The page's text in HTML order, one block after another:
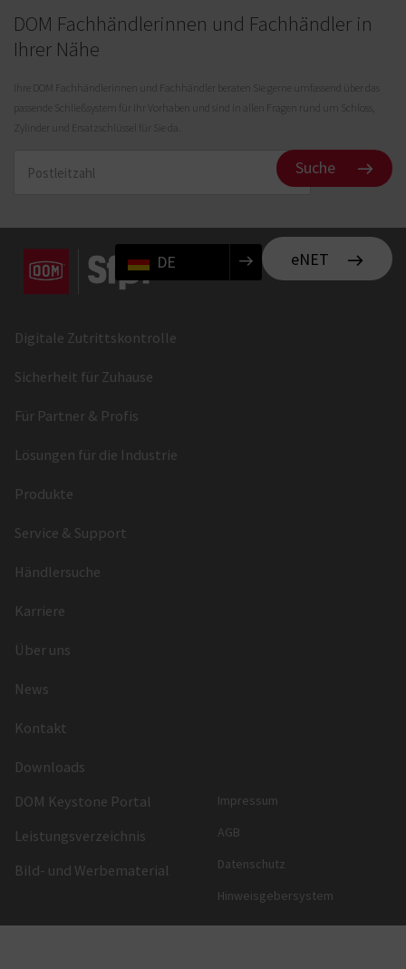
DOM Fachhändlerinnen und Fachhändler in
Ihrer Nähe
Ihre DOM Fachhändlerinnen und Fachhändler beraten Sie gerne umfassend über das
passende Schließsystem für Ihr Vorhaben und sind in allen Fragen rund um Schloss,
Zylinder und Ersatzschlüssel für Sie da.
Suche
eNET
DE
Digitale Zutrittskontrolle
Sicherheit für Zuhause
Für Partner & Profis
Lösungen für die Industrie
Produkte
Service & Support
Händlersuche
Karriere
Über uns
News
Kontakt
Downloads
DOM Keystone Portal
Leistungsverzeichnis
Bild- und Werbematerial
Impressum
AGB
Datenschutz
Hinweisgebersystem